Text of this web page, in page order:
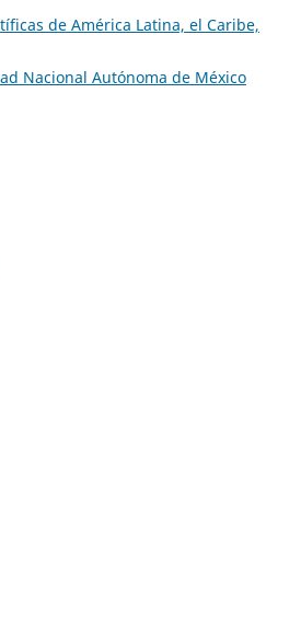
de América Latina, el Caribe,
Nacional Autónoma de México